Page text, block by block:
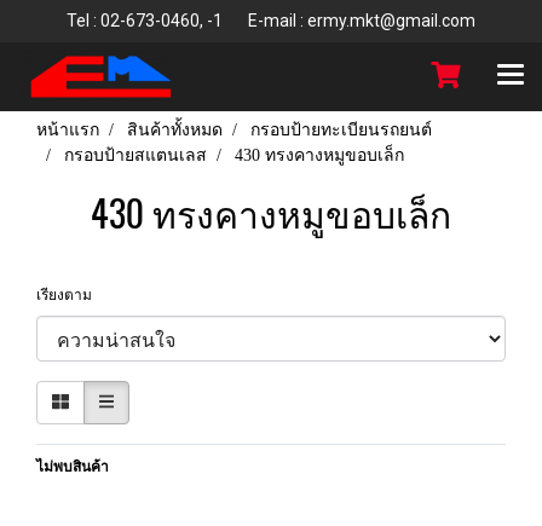
Tel : 02-673-0460, -1 E-mail : ermy.mkt@gmail.com
หน้าแรก สินค้าทั้งหมด
กรอบป้ายทะเบียนรถยนต์
กรอบป้ายสแตนเลส
430 ทรงคางหมูขอบเล็ก
430 ทรงคางหมูขอบเล็ก
เรียงตาม
ไม่พบสินค้า